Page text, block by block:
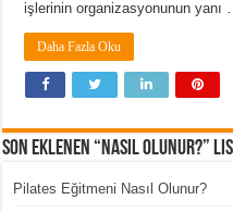
işlerinin organizasyonunun yanı
Daha Fazla Oku
Son Eklenen “Nasıl Olunur?”
Pilates Eğitmeni Nasıl Olunur?